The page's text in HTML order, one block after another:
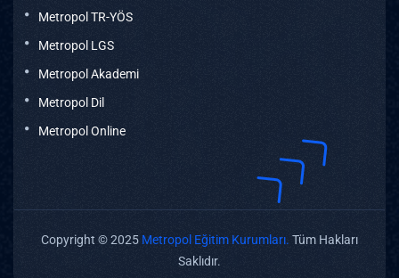
Metropol TR-YÖS
Metropol LGS
Metropol Akademi
Metropol Dil
Metropol Online
Copyright © 2025 Metropol Eğitim Kurumları. Tüm Hakları
Saklıdır.